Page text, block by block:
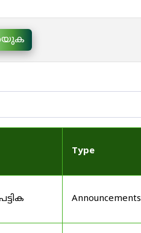
Type
Announcements